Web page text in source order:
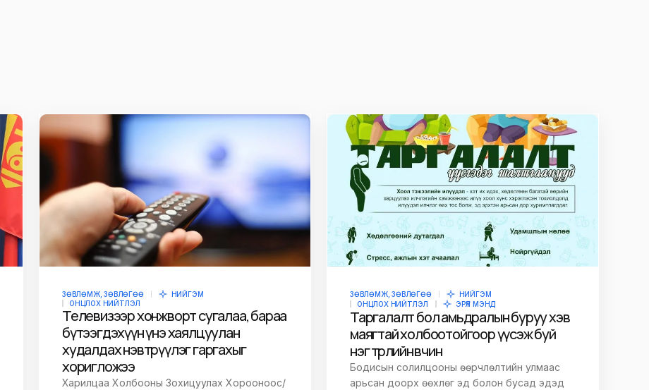
E-mail*
ЗӨВЛӨМЖ, ЗӨВЛӨГӨӨ
НИЙГЭМ
ОНЦЛОХ НИЙТЛЭЛ
Телевизээр хонжворт сугалаа, бараа
бүтээгдэхүүн үнэ хаялцуулан
худалдах нэвтрүүлэг гаргахыг
хоригложээ
Харилцаа Холбооны Зохицуулах Хорооноос/
ЗӨВЛӨМЖ, ЗӨВЛӨГӨӨ
НИЙГЭМ
ОНЦЛОХ НИЙТЛЭЛ
ЭРҮҮЛ МЭНД
Таргалалт бол амьдралын буруу хэв
маягтай холбоотойгоор үүсэж буй
нэг төрлийн өвчин
Бодисын солилцооны өөрчлөлтийн улмаас
арьсан доорх өөхлөг эд болон бусад эдэд